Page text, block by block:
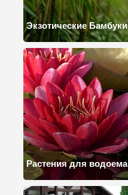
Экзотические Бамбуки
Растения для водоема